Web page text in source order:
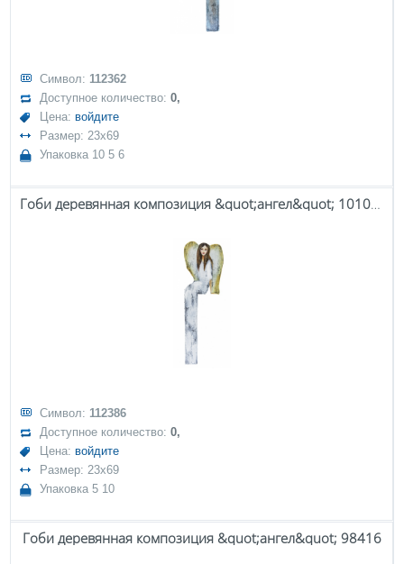
Символ: 112362
Доступное количество:0,
Цена: войдите
Размер: 23x69
Упаковка 10 5 6
Гоби деревянная композиция &quot;ангел&quot; 101041
Символ: 112386
Доступное количество:0,
Цена: войдите
Размер: 23x69
Упаковка 5 10
Гоби деревянная композиция &quot;ангел&quot; 98416